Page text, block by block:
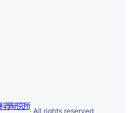
學研究所
· All rights reserved